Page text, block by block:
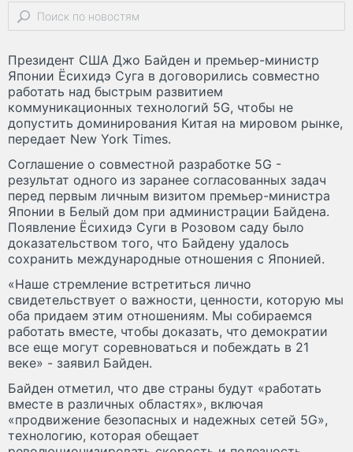
Президент США Джо Байден и премьер-министр
Японии Ёсихидэ Суга в договорились совместно
работать над быстрым развитием
коммуникационных технологий 5G, чтобы не
допустить доминирования Китая на мировом рынке,
передает New York Times.
Соглашение о совместной разработке 5G -
результат одного из заранее согласованных задач
перед первым личным визитом премьер-министра
Японии в Белый дом при администрации Байдена.
Появление Ёсихидэ Суги в Розовом саду было
доказательством того, что Байдену удалось
сохранить международные отношения с Японией.
«Наше стремление встретиться лично
свидетельствует о важности, ценности, которую мы
оба придаем этим отношениям. Мы собираемся
работать вместе, чтобы доказать, что демократии
все еще могут соревноваться и побеждать в 21
веке» - заявил Байден.
Байден отметил, что две страны будут «работать
вместе в различных областях», включая
«продвижение безопасных и надежных сетей 5G»,
технологию, которая обещает